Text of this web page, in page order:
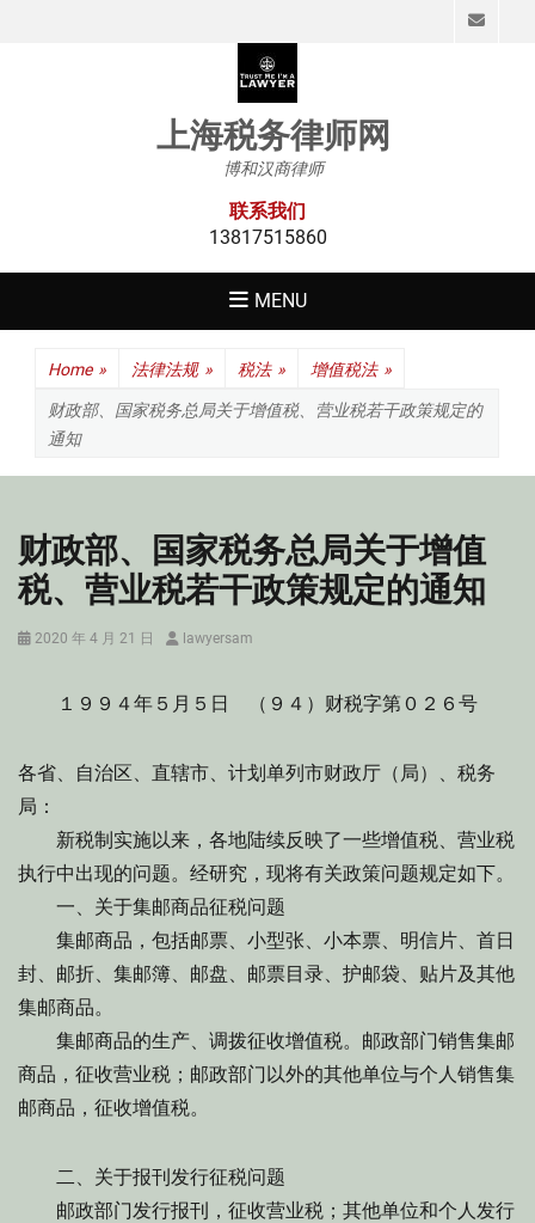
上海税务律师网
博和汉商律师
联系我们
13817515860
MENU
Home » 法律法规 » 税法 » 增值税法 »
财政部、国家税务总局关于增值税、营业税若干政策规定的
通知
财政部、国家税务总局关于增值
税、营业税若干政策规定的通知
Posted
2020 年 4 月 21 日 Authorlawyersam
１９９４年５月５日 （９４）财税字第０２６号
各省、自治区、直辖市、计划单列市财政厅（局）、税务
局：
新税制实施以来，各地陆续反映了一些增值税、营业税
执行中出现的问题。经研究，现将有关政策问题规定如下。
一、关于集邮商品征税问题
集邮商品，包括邮票、小型张、小本票、明信片、首日
封、邮折、集邮簿、邮盘、邮票目录、护邮袋、贴片及其他
集邮商品。
集邮商品的生产、调拨征收增值税。邮政部门销售集邮
商品，征收营业税；邮政部门以外的其他单位与个人销售集
邮商品，征收增值税。
二、关于报刊发行征税问题
邮政部门发行报刊，征收营业税；其他单位和个人发行